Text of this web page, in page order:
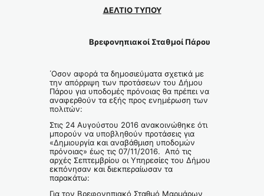
ΔΕΛΤΙΟ ΤΥΠΟΥ
Βρεφονηπιακοί Σταθμοί Πάρου
΄Οσον αφορά τα δημοσιεύματα σχετικά με
την απόρριψη των προτάσεων του Δήμου
Πάρου για υποδομές πρόνοιας θα πρέπει να
αναφερθούν τα εξής προς ενημέρωση των
πολιτών:
Στις 24 Αυγούστου 2016 ανακοινώθηκε ότι
μπορούν να υποβληθούν προτάσεις για
«Δημιουργία και αναβάθμιση υποδομών
πρόνοιας» έως τις 07/11/2016. Από τις
αρχές Σεπτεμβρίου οι Υπηρεσίες του Δήμου
εκπόνησαν και διεκπεραίωσαν τα
παρακάτω:
Για τον Βρεφονηπιακό Σταθμό Μαρμάρων